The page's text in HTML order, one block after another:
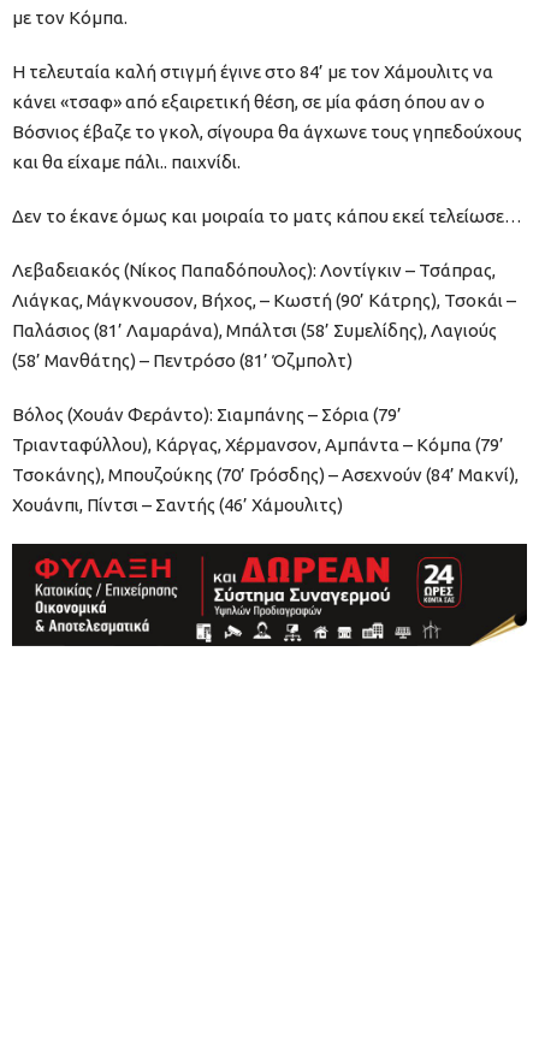
με τον Κόμπα.
Η τελευταία καλή στιγμή έγινε στο 84’ με τον Χάμουλιτς να
κάνει «τσαφ» από εξαιρετική θέση, σε μία φάση όπου αν ο
Βόσνιος έβαζε το γκολ, σίγουρα θα άγχωνε τους γηπεδούχους
και θα είχαμε πάλι.. παιχνίδι.
Δεν το έκανε όμως και μοιραία το ματς κάπου εκεί τελείωσε…
Λεβαδειακός (Νίκος Παπαδόπουλος): Λοντίγκιν – Τσάπρας,
Λιάγκας, Μάγκνουσον, Βήχος, – Κωστή (90’ Κάτρης), Τσοκάι –
Παλάσιος (81’ Λαμαράνα), Μπάλτσι (58’ Συμελίδης), Λαγιούς
(58’ Μανθάτης) – Πεντρόσο (81’ Όζμπολτ)
Βόλος (Χουάν Φεράντο): Σιαμπάνης – Σόρια (79’
Τριανταφύλλου), Κάργας, Χέρμανσον, Αμπάντα – Κόμπα (79’
Τσοκάνης), Μπουζούκης (70’ Γρόσδης) – Ασεχνούν (84’ Μακνί),
Χουάνπι, Πίντσι – Σαντής (46’ Χάμουλιτς)